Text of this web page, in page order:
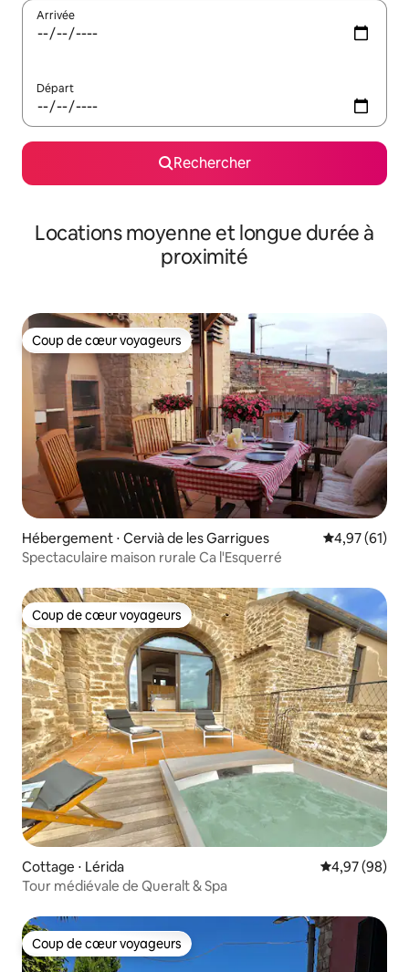
Arrivée
Départ
Rechercher
Locations moyenne et longue durée à
proximité
Coup de cœur voyageurs
Coup de cœur voyageurs
Hébergement ⋅ Cervià de les Garrigues Évaluation
4,97 (61)
Spectaculaire maison rurale Ca l'Esquerré
Coup de cœur voyageurs
Coup de cœur voyageurs
Cottage ⋅ Lérida Évaluation
4,97 (98)
Tour médiévale de Queralt & Spa
Coup de cœur voyageurs
Coup de cœur voyageurs